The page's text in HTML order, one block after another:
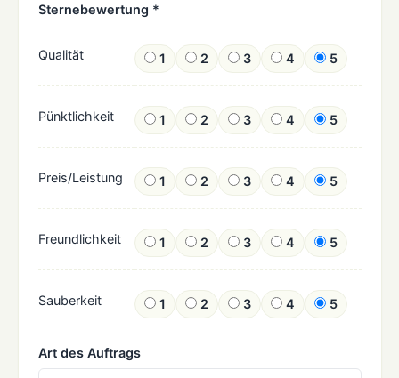
Sternebewertung *
Qualität 1 2 3 4 5
Pünktlichkeit 1 2 3 4 5
Preis/Leistung 1 2 3 4 5
Freundlichkeit 1 2 3 4 5
Sauberkeit 1 2 3 4 5
Art des Auftrags